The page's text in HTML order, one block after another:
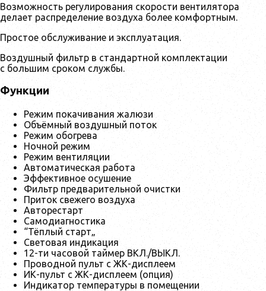
Возможность регулирования скорости вентилятора
делает распределение воздуха более комфортным.
Простое обслуживание и эксплуатация.
Воздушный фильтр в стандартной комплектации
с большим сроком службы.
Функции
Режим покачивания жалюзи
Объёмный воздушный поток
Режим обогрева
Ночной режим
Режим вентиляции
Автоматическая работа
Эффективное осушение
Фильтр предварительной очистки
Приток свежего воздуха
Авторестарт
Самодиагностика
“Тёплый старт„
Световая индикация
12-ти часовой таймер ВКЛ./ВЫКЛ.
Проводной пульт с ЖК-дисплеем
ИК-пульт с ЖК-дисплеем (опция)
Индикатор температуры в помещении